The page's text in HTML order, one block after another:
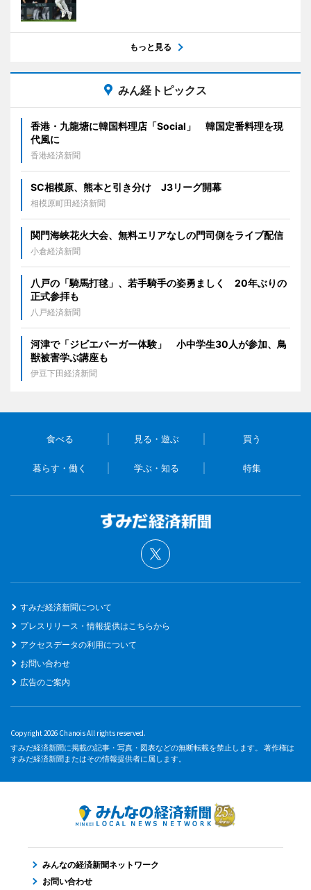
もっと見る
みん経トピックス
香港・九龍塘に韓国料理店「Social」 韓国定番料理を現
代風に
香港経済新聞
SC相模原、熊本と引き分け J3リーグ開幕
相模原町田経済新聞
関門海峡花火大会、無料エリアなしの門司側をライブ配信
小倉経済新聞
八戸の「騎馬打毬」、若手騎手の姿勇ましく 20年ぶりの
正式参拝も
八戸経済新聞
河津で「ジビエバーガー体験」 小中学生30人が参加、鳥
獣被害学ぶ講座も
伊豆下田経済新聞
食べる 見る・遊ぶ 買う
暮らす・働く 学ぶ・知る 特集
すみだ経済新聞について
プレスリリース・情報提供はこちらから
アクセスデータの利用について
お問い合わせ
広告のご案内
Copyright 2026 Chanois All rights reserved.
すみだ経済新聞に掲載の記事・写真・図表などの無断転載を禁止します。 著作権は
すみだ経済新聞またはその情報提供者に属します。
みんなの経済新聞ネットワーク
お問い合わせ